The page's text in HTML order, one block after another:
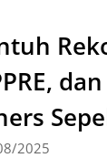
2025